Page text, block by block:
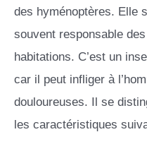
des hyménoptères. Elle
souvent responsable
habitations. C’est un
car il peut infliger à
douloureuses. Il se
les caractéristiques